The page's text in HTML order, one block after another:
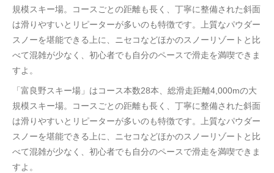
規模スキー場。コースごとの距離も長く、丁寧に整備された斜面
は滑りやすいとリピーターが多いのも特徴です。上質なパウダー
スノーを堪能できる上に、ニセコなどほかのスノーリゾートと比
べて混雑が少なく、初心者でも自分のペースで滑走を満喫できま
すよ。
「富良野スキー場」はコース本数28本、総滑走距離4,000mの大
規模スキー場。コースごとの距離も長く、丁寧に整備された斜面
は滑りやすいとリピーターが多いのも特徴です。上質なパウダー
スノーを堪能できる上に、ニセコなどほかのスノーリゾートと比
べて混雑が少なく、初心者でも自分のペースで滑走を満喫できま
すよ。